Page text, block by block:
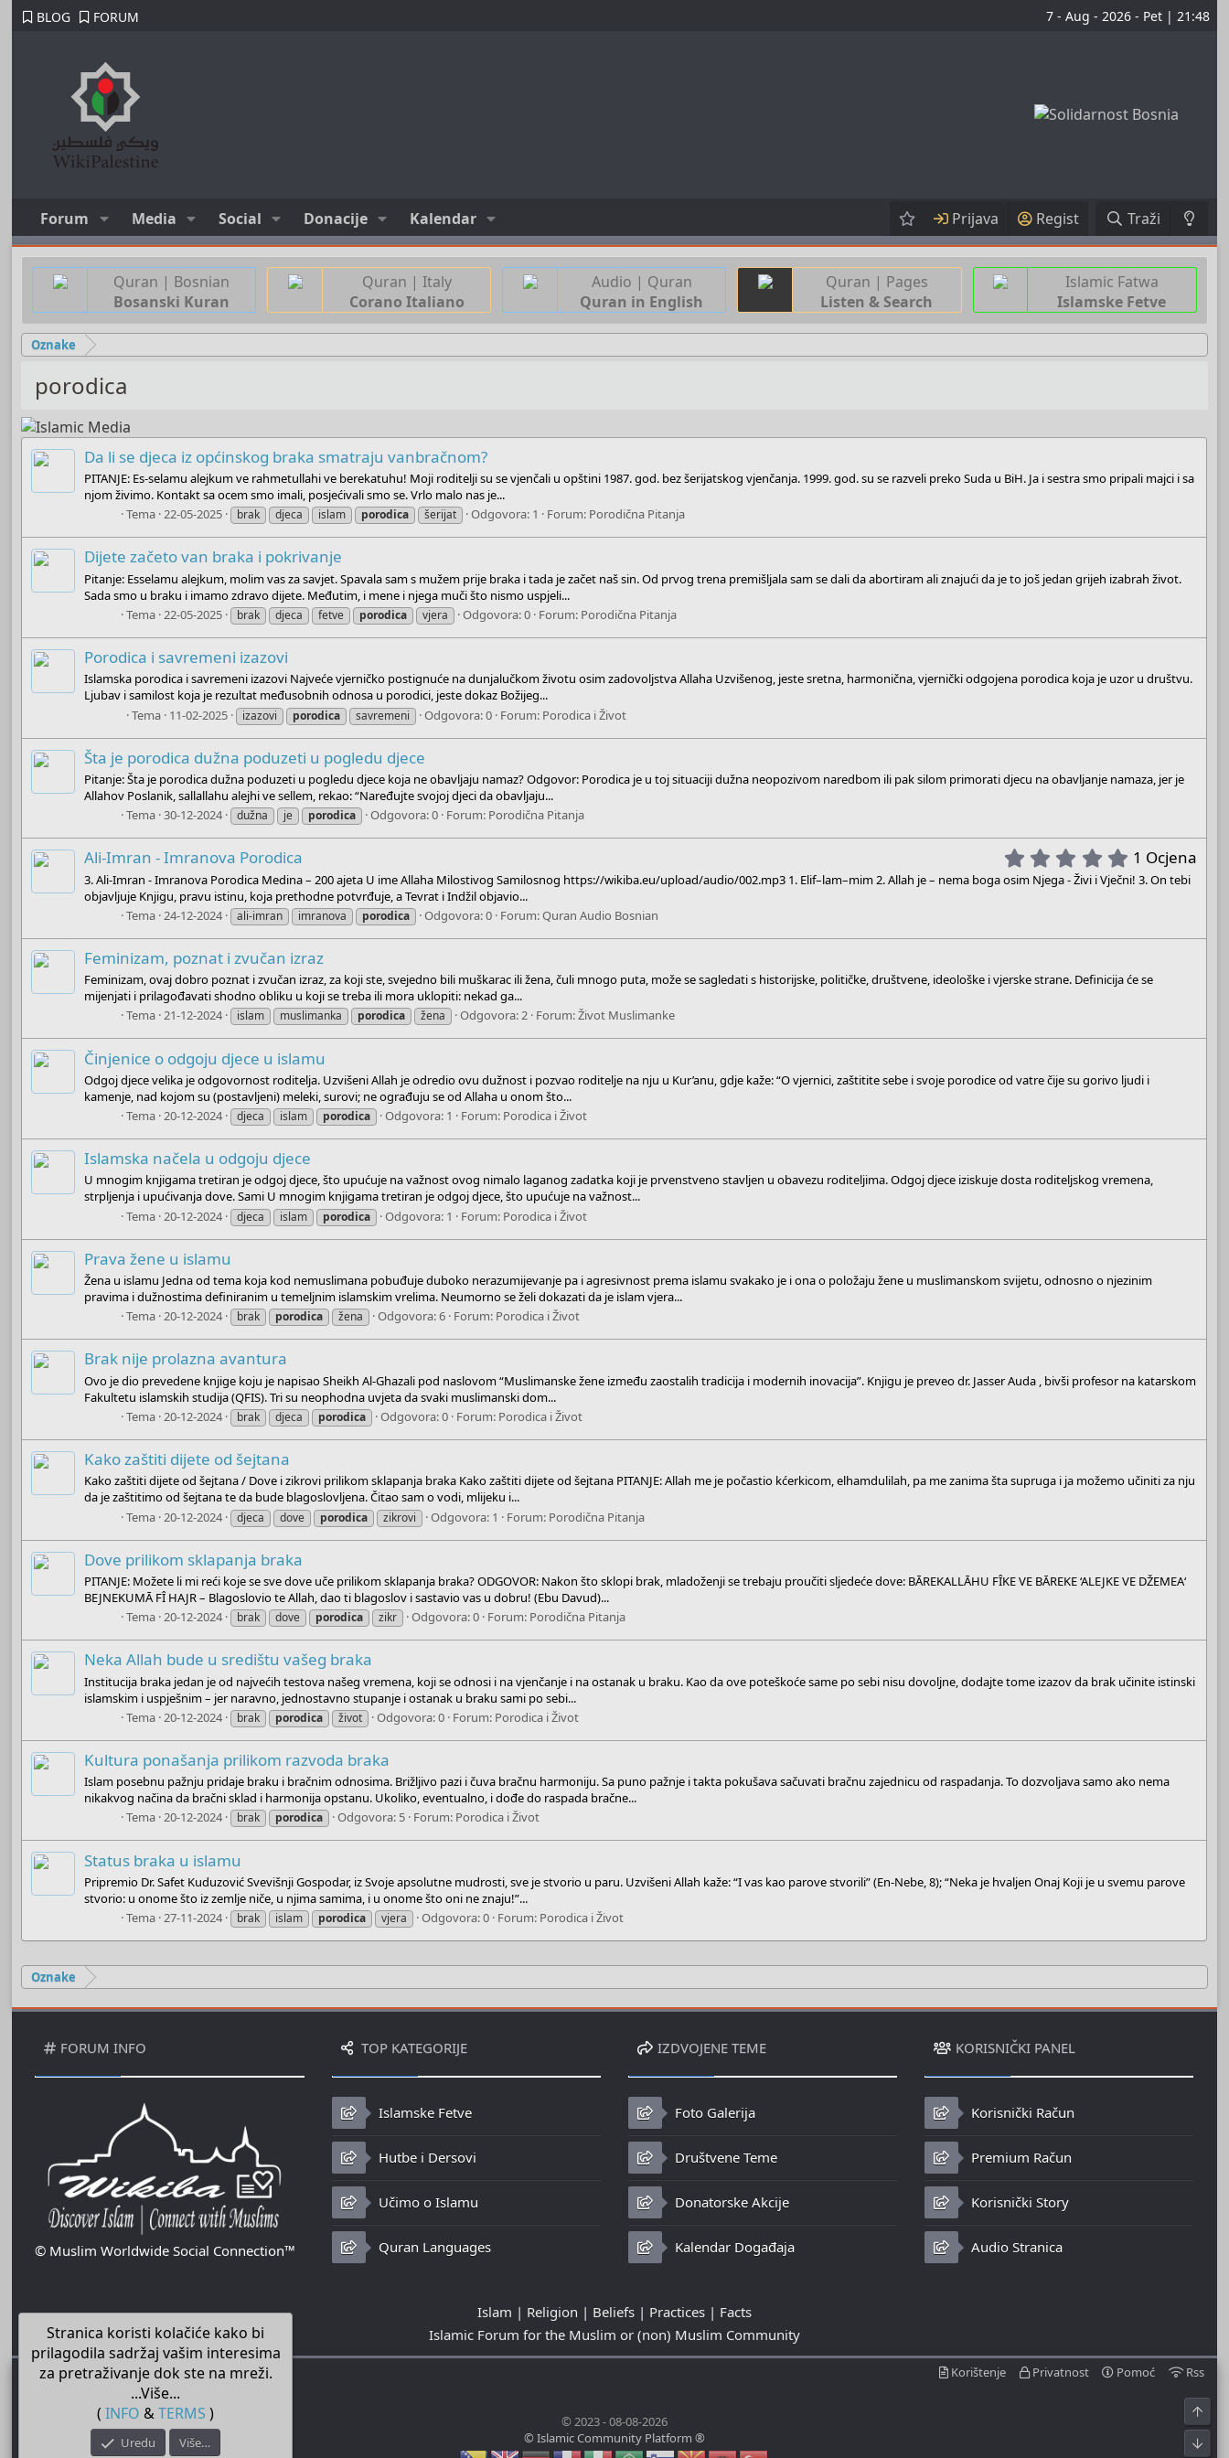
BLOG FORUM 7 - Aug - 2026 - Pet | 21:48
Forum Media Social Donacije Kalendar Prijava Regist Traži
Quran | Bosnian
Bosanski Kuran
Quran | Italy
Corano Italiano
Audio | Quran
Quran in English
Quran | Pages
Listen & Search
Islamic Fatwa
Islamske Fetve
Oznake
porodica
Da li se djeca iz općinskog braka smatraju vanbračnom?
PITANJE: Es-selamu alejkum ve rahmetullahi ve berekatuhu! Moji roditelji su se vjenčali u opštini 1987. god. bez šerijatskog vjenčanja. 1999. god. su se razveli preko Suda u BiH. Ja i sestra smo pripali majci i sa
njom živimo. Kontakt sa ocem smo imali, posjećivali smo se. Vrlo malo nas je...
Tema 22-05-2025 brak djeca islam porodica šerijat Odgovora: 1 Forum: Porodična Pitanja
Dijete začeto van braka i pokrivanje
Pitanje: Esselamu alejkum, molim vas za savjet. Spavala sam s mužem prije braka i tada je začet naš sin. Od prvog trena premišljala sam se dali da abortiram ali znajući da je to još jedan grijeh izabrah život.
Sada smo u braku i imamo zdravo dijete. Međutim, i mene i njega muči što nismo uspjeli...
Tema 22-05-2025 brak djeca fetve porodica vjera Odgovora: 0 Forum: Porodična Pitanja
Porodica i savremeni izazovi
Islamska porodica i savremeni izazovi Najveće vjerničko postignuće na dunjalučkom životu osim zadovoljstva Allaha Uzvišenog, jeste sretna, harmonična, vjernički odgojena porodica koja je uzor u društvu.
Ljubav i samilost koja je rezultat međusobnih odnosa u porodici, jeste dokaz Božijeg...
Tema 11-02-2025 izazovi porodica savremeni Odgovora: 0 Forum: Porodica i Život
Šta je porodica dužna poduzeti u pogledu djece
Pitanje: Šta je porodica dužna poduzeti u pogledu djece koja ne obavljaju namaz? Odgovor: Porodica je u toj situaciji dužna neopozivom naredbom ili pak silom primorati djecu na obavljanje namaza, jer je
Allahov Poslanik, sallallahu alejhi ve sellem, rekao: “Naređujte svojoj djeci da obavljaju...
Tema 30-12-2024 dužna je porodica Odgovora: 0 Forum: Porodična Pitanja
Ali-Imran - Imranova Porodica 5
.
0
t
r
)
1 Ocjena
3. Ali-Imran - Imranova Porodica Medina – 200 ajeta U ime Allaha Milostivog Samilosnog https://wikiba.eu/upload/audio/002.mp3 1. Elif–lam–mim 2. Allah je – nema boga osim Njega - Živi i Vječni! 3. On tebi
objavljuje Knjigu, pravu istinu, koja prethodne potvrđuje, a Tevrat i Indžil objavio...
Tema 24-12-2024 ali-imran imranova porodica Odgovora: 0 Forum:Quran Audio Bosnian
Feminizam, poznat i zvučan izraz
Feminizam, ovaj dobro poznat i zvučan izraz, za koji ste, svejedno bili muškarac ili žena, čuli mnogo puta, može se sagledati s historijske, političke, društvene, ideološke i vjerske strane. Definicija će se
mijenjati i prilagođavati shodno obliku u koji se treba ili mora uklopiti: nekad ga...
Tema 21-12-2024 islam muslimanka porodica žena Odgovora: 2 Forum:Život Muslimanke
Činjenice o odgoju djece u islamu
Odgoj djece velika je odgovornost roditelja. Uzvišeni Allah je odredio ovu dužnost i pozvao roditelje na nju u Kur’anu, gdje kaže: “O vjernici, zaštitite sebe i svoje porodice od vatre čije su gorivo ljudi i
kamenje, nad kojom su (postavljeni) meleki, surovi; ne ograđuju se od Allaha u onom što...
Tema 20-12-2024 djeca islam porodica Odgovora: 1 Forum: Porodica i Život
Islamska načela u odgoju djece
U mnogim knjigama tretiran je odgoj djece, što upućuje na važnost ovog nimalo laganog zadatka koji je prvenstveno stavljen u obavezu roditeljima. Odgoj djece iziskuje dosta roditeljskog vremena,
strpljenja i upućivanja dove. Sami U mnogim knjigama tretiran je odgoj djece, što upućuje na važnost...
Tema 20-12-2024 djeca islam porodica Odgovora: 1 Forum: Porodica i Život
Prava žene u islamu
Žena u islamu Jedna od tema koja kod nemuslimana pobuđuje duboko nerazumijevanje pa i agresivnost prema islamu svakako je i ona o položaju žene u muslimanskom svijetu, odnosno o njezinim
pravima i dužnostima definiranim u temeljnim islamskim vrelima. Neumorno se želi dokazati da je islam vjera...
Tema 20-12-2024 brak porodica žena Odgovora: 6 Forum: Porodica i Život
Brak nije prolazna avantura
Ovo je dio prevedene knjige koju je napisao Sheikh Al-Ghazali pod naslovom “Muslimanske žene između zaostalih tradicija i modernih inovacija”. Knjigu je preveo dr. Jasser Auda , bivši profesor na katarskom
Fakultetu islamskih studija (QFIS). Tri su neophodna uvjeta da svaki muslimanski dom...
Tema 20-12-2024 brak djeca porodica Odgovora: 0 Forum: Porodica i Život
Kako zaštiti dijete od šejtana
Kako zaštiti dijete od šejtana / Dove i zikrovi prilikom sklapanja braka Kako zaštiti dijete od šejtana PITANJE: Allah me je počastio kćerkicom, elhamdulilah, pa me zanima šta supruga i ja možemo učiniti za nju
da je zaštitimo od šejtana te da bude blagoslovljena. Čitao sam o vodi, mlijeku i...
Tema 20-12-2024 djeca dove porodica zikrovi Odgovora: 1 Forum: Porodična Pitanja
Dove prilikom sklapanja braka
PITANJE: Možete li mi reći koje se sve dove uče prilikom sklapanja braka? ODGOVOR: Nakon što sklopi brak, mladoženji se trebaju proučiti sljedeće dove: BĀREKALLĀHU FÎKE VE BĀREKE ‘ALEJKE VE DŽEMEA‘
BEJNEKUMĀ FÎ HAJR – Blagoslovio te Allah, dao ti blagoslov i sastavio vas u dobru! (Ebu Davud)...
Tema 20-12-2024 brak dove porodica zikr Odgovora: 0 Forum: Porodična Pitanja
Neka Allah bude u središtu vašeg braka
Institucija braka jedan je od najvećih testova našeg vremena, koji se odnosi i na vjenčanje i na ostanak u braku. Kao da ove poteškoće same po sebi nisu dovoljne, dodajte tome izazov da brak učinite istinski
islamskim i uspješnim – jer naravno, jednostavno stupanje i ostanak u braku sami po sebi...
Tema 20-12-2024 brak porodica život Odgovora: 0 Forum: Porodica i Život
Kultura ponašanja prilikom razvoda braka
Islam posebnu pažnju pridaje braku i bračnim odnosima. Brižljivo pazi i čuva bračnu harmoniju. Sa puno pažnje i takta pokušava sačuvati bračnu zajednicu od raspadanja. To dozvoljava samo ako nema
nikakvog načina da bračni sklad i harmonija opstanu. Ukoliko, eventualno, i dođe do raspada bračne...
Tema 20-12-2024 brak porodica Odgovora: 5 Forum: Porodica i Život
Status braka u islamu
Pripremio Dr. Safet Kuduzović Svevišnji Gospodar, iz Svoje apsolutne mudrosti, sve je stvorio u paru. Uzvišeni Allah kaže: “I vas kao parove stvorili” (En-Nebe, 8); “Neka je hvaljen Onaj Koji je u svemu parove
stvorio: u onome što iz zemlje niče, u njima samima, i u onome što oni ne znaju!”...
Tema 27-11-2024 brak islam porodica vjera Odgovora: 0 Forum: Porodica i Život
Oznake
FORUM INFO
© Muslim Worldwide Social Connection™
TOP KATEGORIJE
Islamske Fetve
Hutbe i Dersovi
Učimo o Islamu
Quran Languages
IZDVOJENE TEME
Foto Galerija
Društvene Teme
Donatorske Akcije
Kalendar Događaja
KORISNIČKI PANEL
Korisnički Račun
Premium Račun
Korisnički Story
Audio Stranica
Islam | Religion | Beliefs | Practices | Facts
Islamic Forum for the Muslim or (non) Muslim Community
Korištenje Privatnost Pomoć Rss
© 2023 - 08-08-2026
© Islamic Community Platform ®
Stranica koristi kolačiće kako bi
prilagodila sadržaj vašim interesima
za pretraživanje dok ste na mreži.
...Više...
( INFO &TERMS )
Uredu Više…
Top